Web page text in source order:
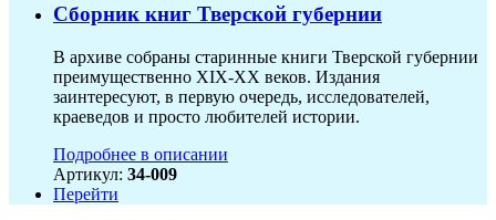
Сборник книг Тверской губернии
В архиве собраны старинные книги Тверской губернии
преимущественно XIX-ХХ веков. Издания
заинтересуют, в первую очередь, исследователей,
краеведов и просто любителей истории.
Подробнее в описании
Артикул: 34-009
Перейти